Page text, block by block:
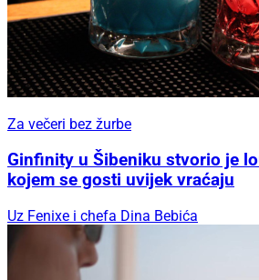
Za večeri bez žurbe
Ginfinity u Šibeniku stvorio je
kojem se gosti uvijek vraćaju
Uz Fenixe i chefa Dina Bebića